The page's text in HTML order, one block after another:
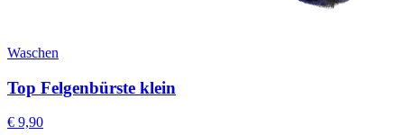
Waschen
Top Felgenbürste klein
€ 9,90